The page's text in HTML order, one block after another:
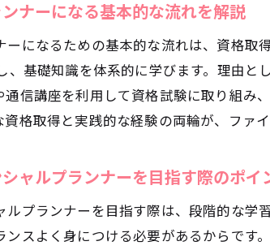
地域の講座や支援を
川崎市で目指すファ
地域密着型のファイ
地元で資格取得を成
川崎市での情報収集
高卒からファイナン
高卒の方が資格取得
ナーになる基本的な流れを解説
ーになるための基本的な流れは、資格
、基礎知識を体系的に学びます。理由
信講座を利用して資格試験に取り組
格取得と実践的な経験の両輪が、ファ
ャルプランナーを目指す際のポイ
ルプランナーを目指す際は、段階的な
ンスよく身につける必要があるからで